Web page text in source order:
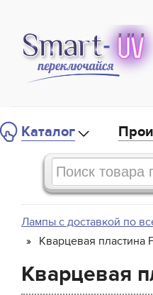
Каталог
Лампы с доставкой по
Кварцевая пластина
Кварцевая